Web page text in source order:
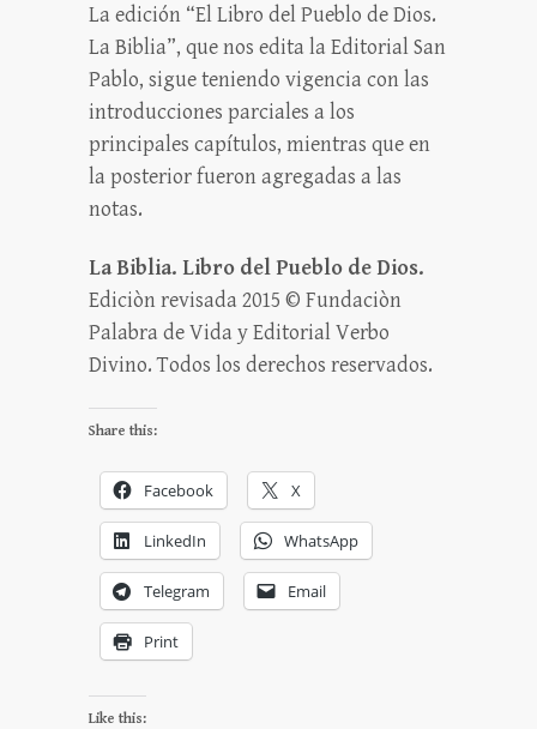
La edición “El Libro del Pueblo de Dios.
La Biblia”, que nos edita la Editorial San
Pablo, sigue teniendo vigencia con las
introducciones parciales a los
principales capítulos, mientras que en
la posterior fueron agregadas a las
notas.
La Biblia. Libro del Pueblo de Dios.
Ediciòn revisada 2015 © Fundaciòn
Palabra de Vida y Editorial Verbo
Divino. Todos los derechos reservados.
Share this:
Facebook X
LinkedIn WhatsApp
Telegram Email
Print
Like this: